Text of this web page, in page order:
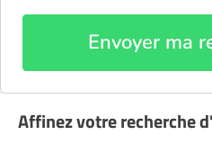
Envoyer ma
Affinez votre recherche